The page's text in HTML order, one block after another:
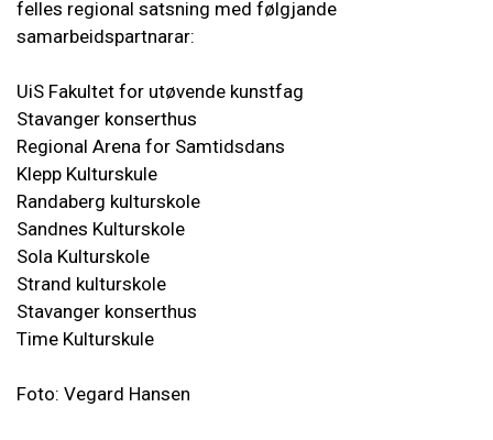
felles regional satsning med følgjande
samarbeidspartnarar:
UiS Fakultet for utøvende kunstfag
Stavanger konserthus
Regional Arena for Samtidsdans
Klepp Kulturskule
Randaberg kulturskole
Sandnes Kulturskole
Sola Kulturskole
Strand kulturskole
Stavanger konserthus
Time Kulturskule
Foto: Vegard Hansen